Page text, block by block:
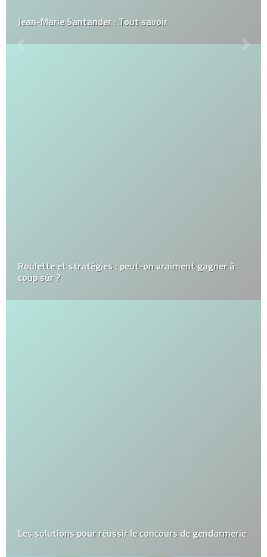
Jean-Marie Santander : Tout savoir
Roulette et stratégies : peut-on vraiment gagner à
coup sûr ?
Les solutions pour réussir le concours de gendarmerie